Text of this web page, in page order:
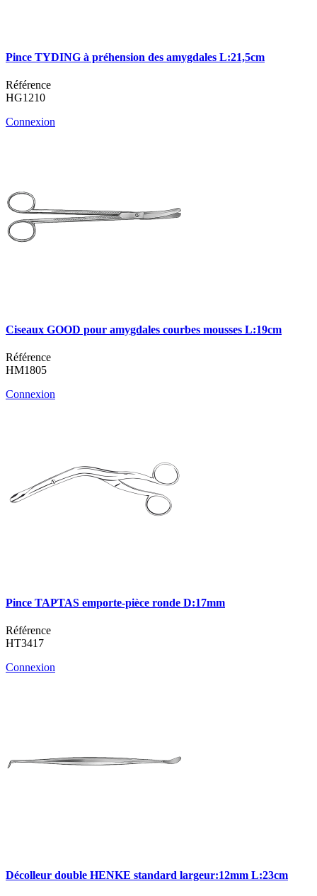
Pince TYDING à préhension des amygdales L:21,5cm
Référence
HG1210
Connexion
Ciseaux GOOD pour amygdales courbes mousses L:19cm
Référence
HM1805
Connexion
Pince TAPTAS emporte-pièce ronde D:17mm
Référence
HT3417
Connexion
Décolleur double HENKE standard largeur:12mm L:23cm